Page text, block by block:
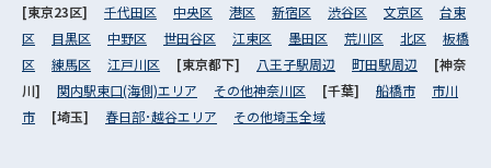
[東京23区] 千代田区 中央区 港区 新宿区 渋谷区 文京区
台東
区
目黒区 中野区 世田谷区 江東区 墨田区 荒川区 北区
板橋
区
練馬区 江戸川区 [東京都下] 八王子駅周辺 町田駅周辺
[神奈
川] 関内駅東口(海側)エリア その他神奈川区 [千葉] 船橋市
市川
市
[埼玉] 春日部･越谷エリア その他埼玉全域